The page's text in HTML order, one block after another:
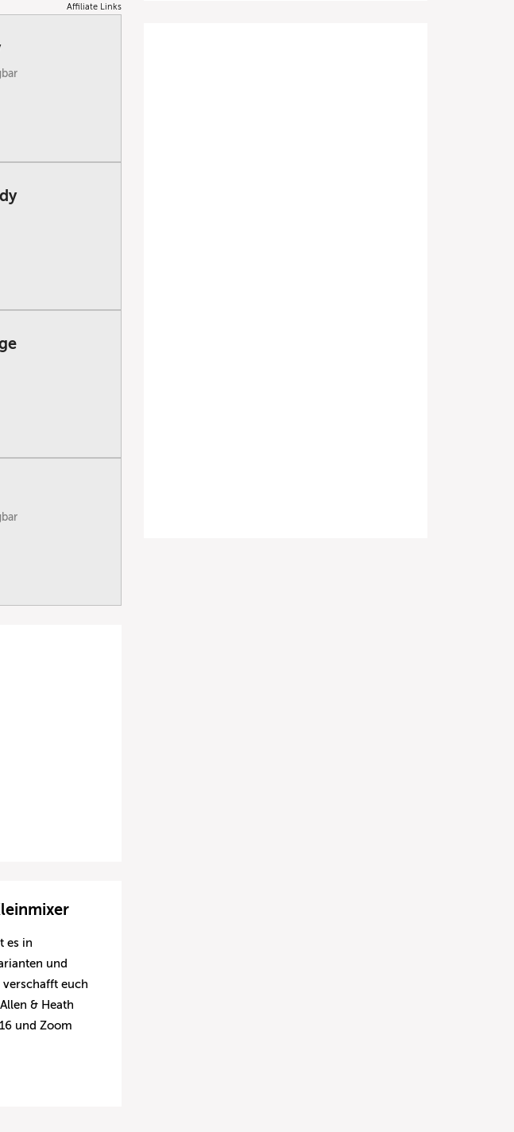
Affiliate Links
es in
und
verschafft euch
& Heath
und Zoom